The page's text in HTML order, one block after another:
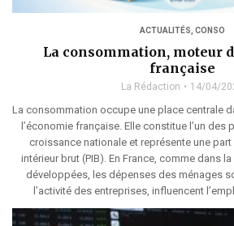
ACTUALITÉS, CONSO
La consommation, moteur
française
La Rédaction 14/04/
La consommation occupe une place centrale
l’économie française. Elle constitue l’un des
croissance nationale et représente une
intérieur brut (PIB). En France, comme dans
développées, les dépenses des ménages
l’activité des entreprises, influencent